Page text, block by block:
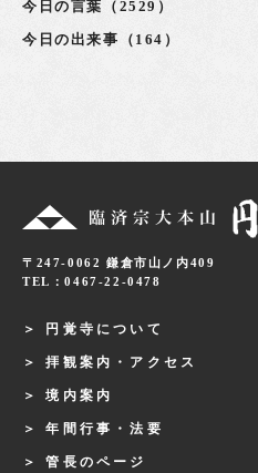
今日の言葉（2529）
今日の出来事（164）
〒247-0062 鎌倉市山ノ内409
TEL：0467-22-0478
円覚寺について
拝観案内・アクセス
境内案内
年間行事・法要
管長のページ